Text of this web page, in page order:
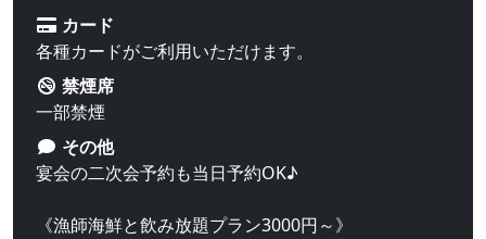
カード
各種カードがご利用いただけます。
禁煙席
一部禁煙
その他
宴会の二次会予約も当日予約OK♪
《漁師海鮮と飲み放題プラン3000円～》